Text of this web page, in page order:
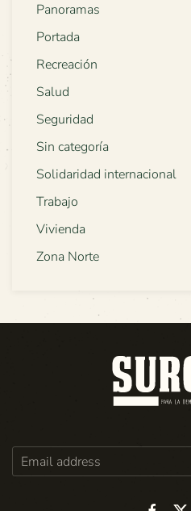
Panoramas
Portada
Recreación
Salud
Seguridad
Sin categoría
Solidaridad internacional
Trabajo
Vivienda
Zona Norte